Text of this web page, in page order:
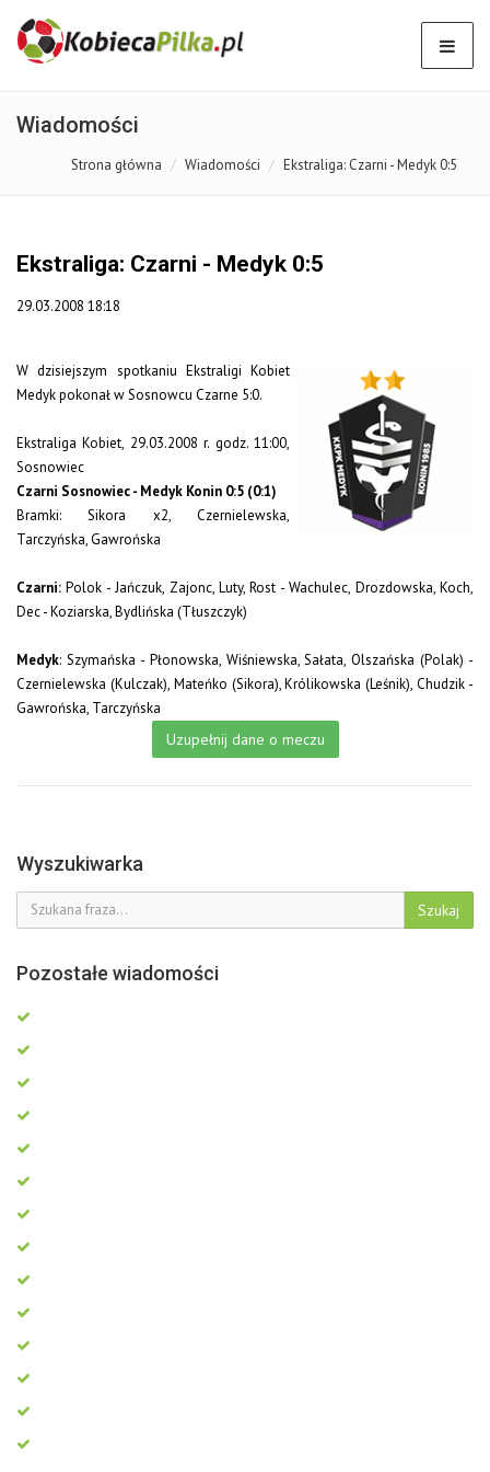
Wiadomości
Strona główna Wiadomości Ekstraliga: Czarni - Medyk 0:5
Ekstraliga: Czarni - Medyk 0:5
29.03.2008 18:18
W dzisiejszym spotkaniu Ekstraligi Kobiet
Medyk pokonał w Sosnowcu Czarne 5:0.
Ekstraliga Kobiet, 29.03.2008 r. godz. 11:00,
Sosnowiec
Czarni Sosnowiec - Medyk Konin 0:5 (0:1)
Bramki: Sikora x2, Czernielewska,
Tarczyńska, Gawrońska
Czarni:Polok - Jańczuk, Zajonc, Luty, Rost - Wachulec, Drozdowska, Koch,
Dec - Koziarska, Bydlińska (Tłuszczyk)
Medyk: Szymańska - Płonowska, Wiśniewska, Sałata, Olszańska (Polak) -
Czernielewska (Kulczak), Mateńko (Sikora), Królikowska (Leśnik), Chudzik -
Gawrońska, Tarczyńska
Uzupełnij dane o meczu
Wyszukiwarka
Szukaj
Pozostałe wiadomości